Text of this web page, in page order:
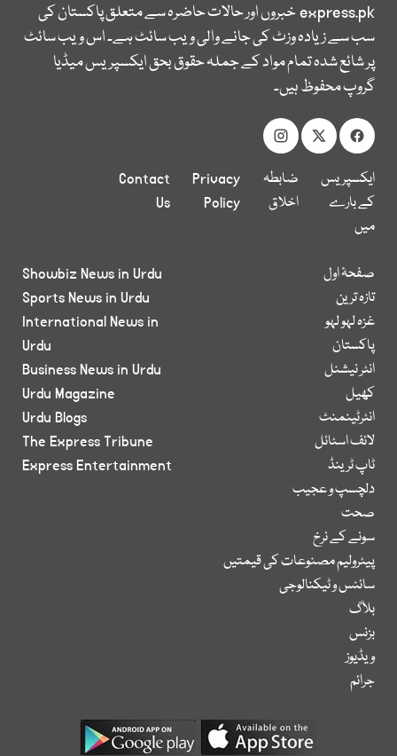
express.pkخبروں اور حالات حاضرہ سے متعلق پاکستان کی
سب سے زیادہ وزٹ کی جانے والی ویب سائٹ ہے۔ اس ویب سائٹ
پر شائع شدہ تمام مواد کے جملہ حقوق بحق ایکسپریس میڈیا
گروپ محفوظ ہیں۔
ایکسپریس
کے بارے
میں
ضابطہ
اخلاق
Privacy
Policy
Contact
Us
صفحۂ اول
تازہ ترین
غزہ لہو لہو
پاکستان
انٹر نیشنل
کھیل
انٹرٹینمنٹ
لائف اسٹائل
ٹاپ ٹرینڈ
دلچسپ و عجیب
صحت
سونے کے نرخ
پیٹرولیم مصنوعات کی قیمتیں
سائنس و ٹیکنالوجی
بلاگ
بزنس
ویڈیوز
جرائم
Showbiz News in Urdu
Sports News in Urdu
International News in
Urdu
Business News in Urdu
Urdu Magazine
Urdu Blogs
The Express Tribune
Express Entertainment